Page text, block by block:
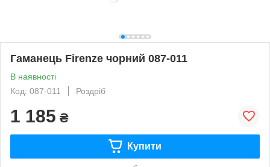
Гаманець Firenze чорний 087-011
В наявності
Код: 087-011
Роздріб
1 185 ₴
Купити